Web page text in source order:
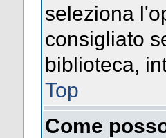
seleziona
consigliato
biblioteca,
Top
Come